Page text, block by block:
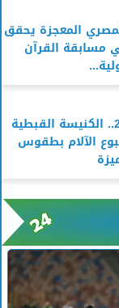
المعجزة يحقق
مسابقة القرآن
أحد الشعانين 2026.. الكنيسة القبطية
الآلام بطقوس